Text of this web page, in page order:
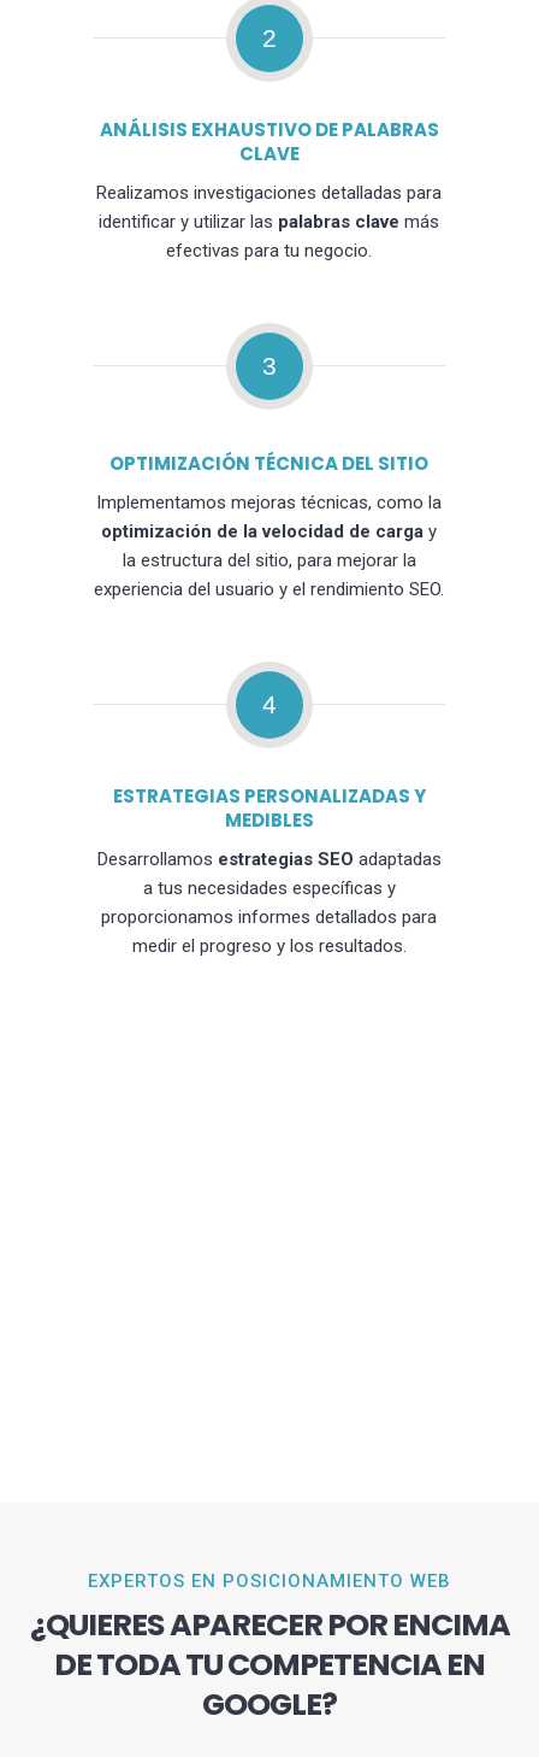
2
ANÁLISIS EXHAUSTIVO DE PALABRAS
CLAVE
Realizamos investigaciones detalladas para
identificar y utilizar las palabras clave más
efectivas para tu negocio.
3
OPTIMIZACIÓN TÉCNICA DEL SITIO
Implementamos mejoras técnicas, como la
optimización de la velocidad de carga y
la estructura del sitio, para mejorar la
experiencia del usuario y el rendimiento SEO.
4
ESTRATEGIAS PERSONALIZADAS Y
MEDIBLES
Desarrollamos estrategias SEO adaptadas
a tus necesidades específicas y
proporcionamos informes detallados para
medir el progreso y los resultados.
EXPERTOS EN POSICIONAMIENTO WEB
¿QUIERES APARECER POR ENCIMA
DE TODA TU COMPETENCIA EN
GOOGLE?